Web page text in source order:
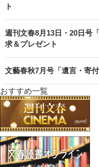
ト
週刊文春8月13日・20日号
求＆プレゼント
文藝春秋7月号「遺言・寄
おすすめ一覧